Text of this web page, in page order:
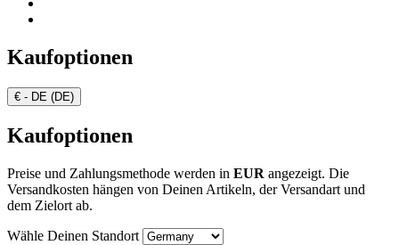
Kaufoptionen
€ - DE (DE)
Kaufoptionen
Preise und Zahlungsmethode werden in EUR angezeigt. Die
Versandkosten hängen von Deinen Artikeln, der Versandart und
dem Zielort ab.
Wähle Deinen Standort